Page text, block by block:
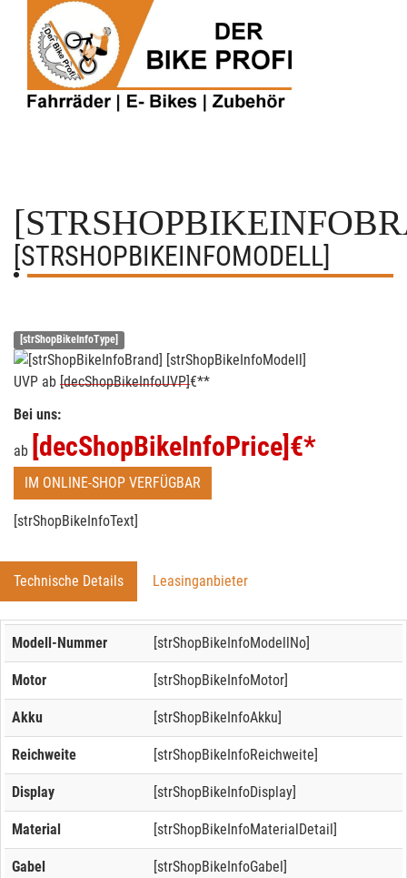
[STRSHOPBIKEINFOMODELL]
[strShopBikeInfoType]
UVP ab [decShopBikeInfoUVP]€**
Bei uns:
ab [decShopBikeInfoPrice] €*
IM ONLINE-SHOP VERFÜGBAR
[strShopBikeInfoText]
Technische Details Leasinganbieter
Modell-Nummer [strShopBikeInfoModellNo]
Motor [strShopBikeInfoMotor]
Akku [strShopBikeInfoAkku]
Reichweite [strShopBikeInfoReichweite]
Display [strShopBikeInfoDisplay]
Material [strShopBikeInfoMaterialDetail]
Gabel [strShopBikeInfoGabel]